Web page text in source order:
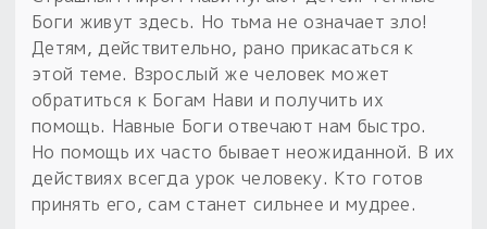
Наборы для курсов и книг
Обереги славян нательные
Обереги для дома и машины
Обрядовые предметы
Расходные материалы
Готовые заговоры и обряды
Библиография
Об авторе и издательстве
Наборы для книг
Электронные книги
Для алтаря
Расходные материалы
Гадание он-лайн
Приложение для гадания
30 вариантов раскладов по системе Рез Рода:
Для чего:
Предметы
Магические наборы
Для алтаря
Боги живут здесь. Но тьма не означает зло!
Детям, действительно, рано прикасаться к
этой теме. Взрослый же человек может
обратиться к Богам Нави и получить их
помощь. Навные Боги отвечают нам быстро.
Но помощь их часто бывает неожиданной. В их
действиях всегда урок человеку. Кто готов
принять его, сам станет сильнее и мудрее.